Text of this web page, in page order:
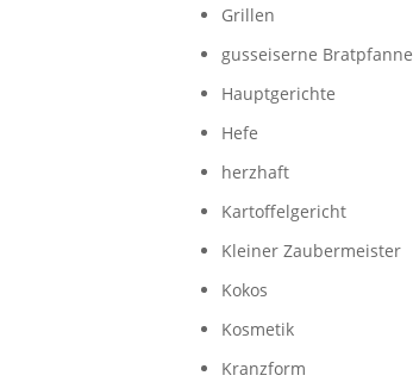
Grillen
gusseiserne Bratpfanne
Hauptgerichte
Hefe
herzhaft
Kartoffelgericht
Kleiner Zaubermeister
Kokos
Kosmetik
Kranzform